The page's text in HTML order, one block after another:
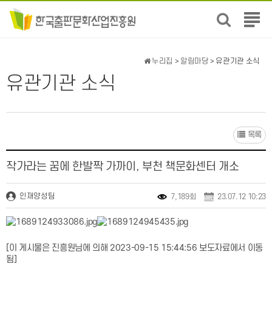
전
뉴
유관기관 소식
누리집 > 알림마당 > 유관기관 소식
목록
작가라는 꿈에 한발짝 가까이, 부천 책문화센터 개소
인재양성팀 7,189회 23.07.12 10:23
[이 게시물은 진흥원님에 의해 2023-09-15 15:44:56 보도자료에서 이동
됨]